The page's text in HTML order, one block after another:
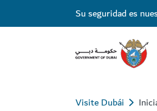
Su seguridad es
Visite Dubái